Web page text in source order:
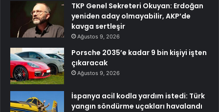
TKP Genel Sekreteri Okuyan: Erdoğan
yeniden aday olmayabilir, AKP’de
kavga sertleşir
Ağustos 9, 2026
Porsche 2035’e kadar 9 bin kişiyi işten
çıkaracak
Ağustos 9, 2026
İspanya acil kodla yardım istedi: Türk
yangın söndürme uçakları havalandı